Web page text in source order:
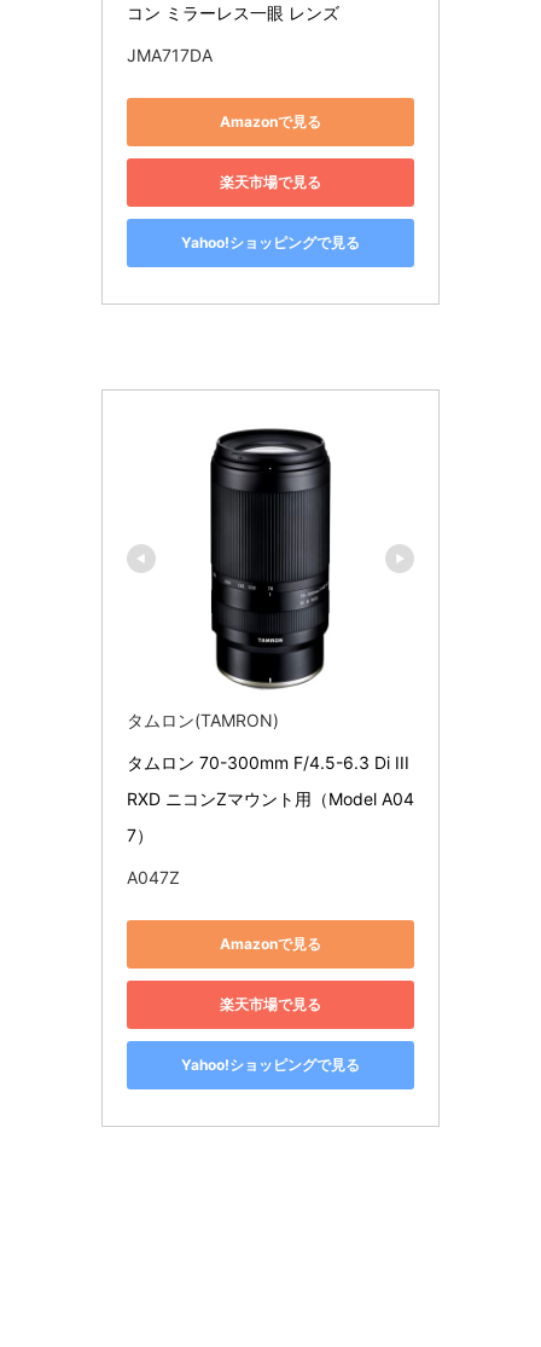
コン ミラーレス一眼 レンズ
JMA717DA
Amazonで見る
楽天市場で見る
Yahoo!ショッピングで見る
タムロン(TAMRON)
タムロン 70-300mm F/4.5-6.3 Di III
RXD ニコンZマウント用（Model A04
7）
A047Z
Amazonで見る
楽天市場で見る
Yahoo!ショッピングで見る